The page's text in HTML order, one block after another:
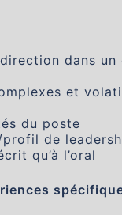
dans
et
du poste
profil de
qu’à l’oral